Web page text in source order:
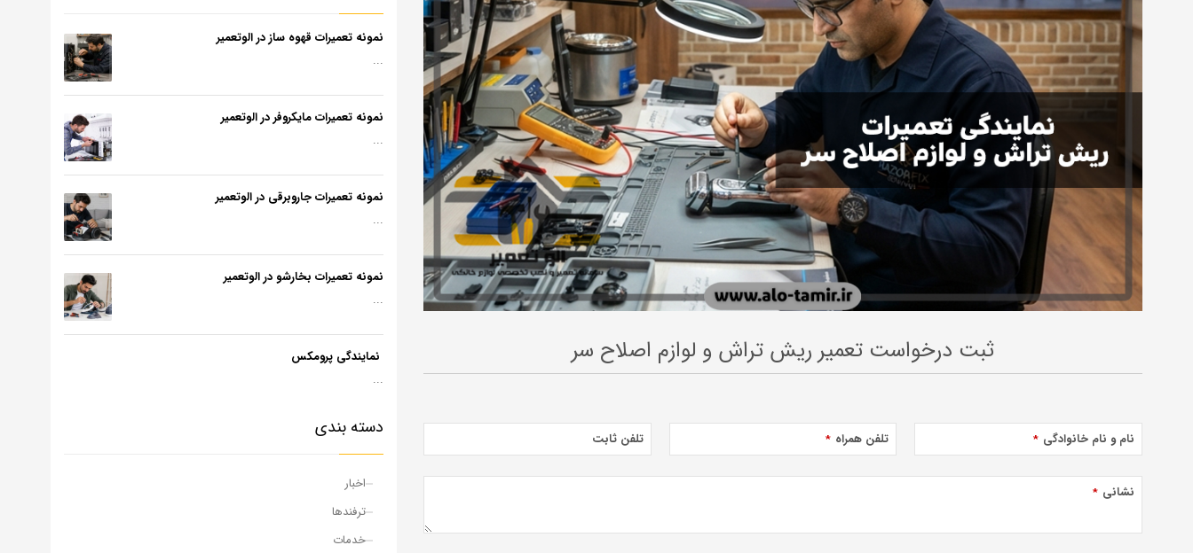
ثبت درخواست تعمیر ریش تراش و لوازم اصلاح سر
نام و نام خانوادگی * تلفن همراه * تلفن ثابت
نشانی *
نمونه تعمیرات قهوه ساز در الوتعمیر
...
نمونه تعمیرات مایکروفر در الوتعمیر
...
نمونه تعمیرات جاروبرقی در الوتعمیر
...
نمونه تعمیرات بخارشو در الوتعمیر
...
نمایندگی پرومکس
...
دسته بندی
اخبار
ترفندها
خدمات